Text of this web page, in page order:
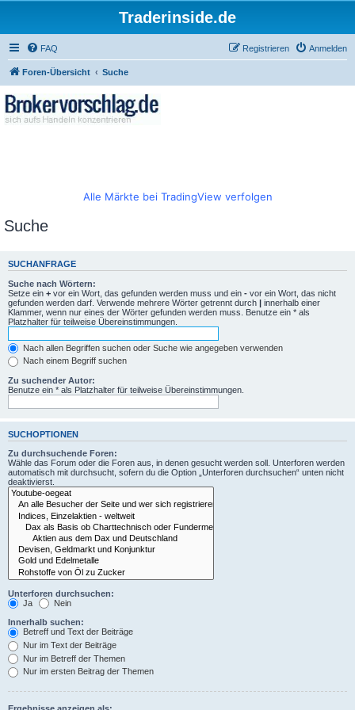
Traderinside.de
FAQ Anmelden
Registrieren
Foren-Übersicht Suche
Alle Märkte bei TradingView verfolgen
Suche
SUCHANFRAGE
Suche nach Wörtern:
Setze ein + vor ein Wort, das gefunden werden muss und ein - vor ein Wort, das nicht
gefunden werden darf. Verwende mehrere Wörter getrennt durch | innerhalb einer
Klammer, wenn nur eines der Wörter gefunden werden muss. Benutze ein * als
Platzhalter für teilweise Übereinstimmungen.
Nach allen Begriffen suchen oder Suche wie angegeben verwenden
Nach einem Begriff suchen
Zu suchender Autor:
Benutze ein * als Platzhalter für teilweise Übereinstimmungen.
SUCHOPTIONEN
Zu durchsuchende Foren:
Wähle das Forum oder die Foren aus, in denen gesucht werden soll. Unterforen werden
automatisch mit durchsucht, sofern du die Option „Unterforen durchsuchen“ unten nicht
deaktivierst.
Unterforen durchsuchen:
Ja
Nein
Innerhalb suchen:
Betreff und Text der Beiträge
Nur im Text der Beiträge
Nur im Betreff der Themen
Nur im ersten Beitrag der Themen